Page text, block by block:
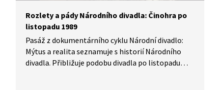
Rozlety a pády Národního divadla: Činohra po
listopadu 1989
Pasáž z dokumentárního cyklu Národní divadlo:
Mýtus a realita seznamuje s historií Národního
divadla. Přibližuje podobu divadla po listopadu